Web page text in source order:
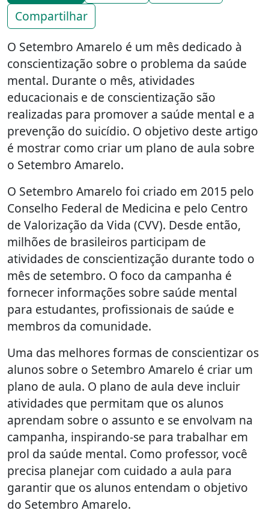
Compartilhar
O Setembro Amarelo é um mês dedicado à
conscientização sobre o problema da saúde
mental. Durante o mês, atividades
educacionais e de conscientização são
realizadas para promover a saúde mental e a
prevenção do suicídio. O objetivo deste artigo
é mostrar como criar um plano de aula sobre
o Setembro Amarelo.
O Setembro Amarelo foi criado em 2015 pelo
Conselho Federal de Medicina e pelo Centro
de Valorização da Vida (CVV). Desde então,
milhões de brasileiros participam de
atividades de conscientização durante todo o
mês de setembro. O foco da campanha é
fornecer informações sobre saúde mental
para estudantes, profissionais de saúde e
membros da comunidade.
Uma das melhores formas de conscientizar os
alunos sobre o Setembro Amarelo é criar um
plano de aula. O plano de aula deve incluir
atividades que permitam que os alunos
aprendam sobre o assunto e se envolvam na
campanha, inspirando-se para trabalhar em
prol da saúde mental. Como professor, você
precisa planejar com cuidado a aula para
garantir que os alunos entendam o objetivo
do Setembro Amarelo.